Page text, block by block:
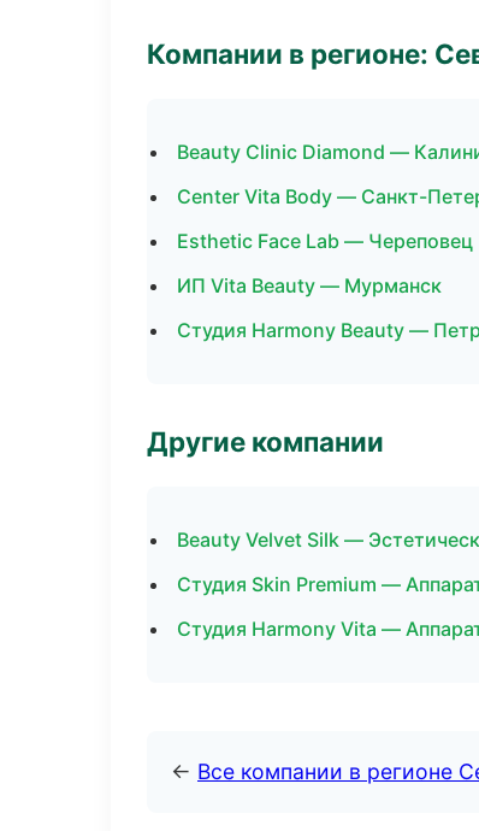
Компании в регионе:
Beauty Clinic Diamond —
Center Vita Body — Санкт-
Esthetic Face Lab — Череповец
ИП Vita Beauty — Мурманск
Студия Harmony Beauty —
Другие компании
Beauty Velvet Silk —
Студия Skin Premium —
Студия Harmony Vita —
← Все компании в регионе